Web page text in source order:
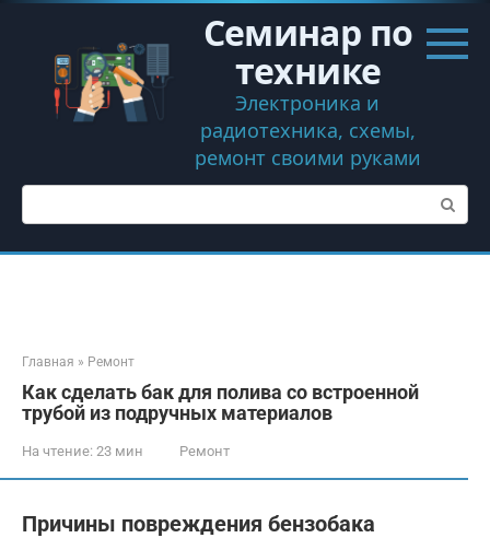
Перейти
контенту
Семинар по
технике
Электроника и
радиотехника, схемы,
ремонт своими руками
Поиск:
Главная » Ремонт
Как сделать бак для полива со встроенной
трубой из подручных материалов
На чтение: 23 мин Ремонт
Причины повреждения бензобака